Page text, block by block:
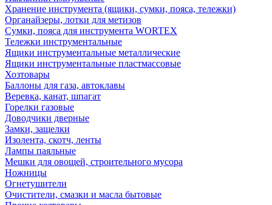
Хранение инструмента (ящики, сумки, пояса, тележки)
Органайзеры, лотки для метизов
Сумки, пояса для инструмента WORTEX
Тележки инструментальные
Ящики инструментальные металлические
Ящики инструментальные пластмассовые
Хозтовары
Баллоны для газа, автоклавы
Веревка, канат, шпагат
Горелки газовые
Доводчики дверные
Замки, защелки
Изолента, скотч, ленты
Лампы паяльные
Мешки для овощей, строительного мусора
Ножницы
Огнетушители
Очистители, смазки и масла бытовые